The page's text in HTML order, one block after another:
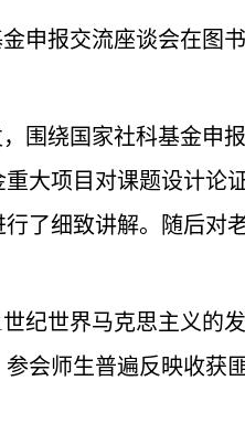
申报交流座谈会在图
围绕国家社科基金申
重大项目对课题设计论
了细致讲解。随后对
世纪世界马克思主义的
会师生普遍反映收获匪